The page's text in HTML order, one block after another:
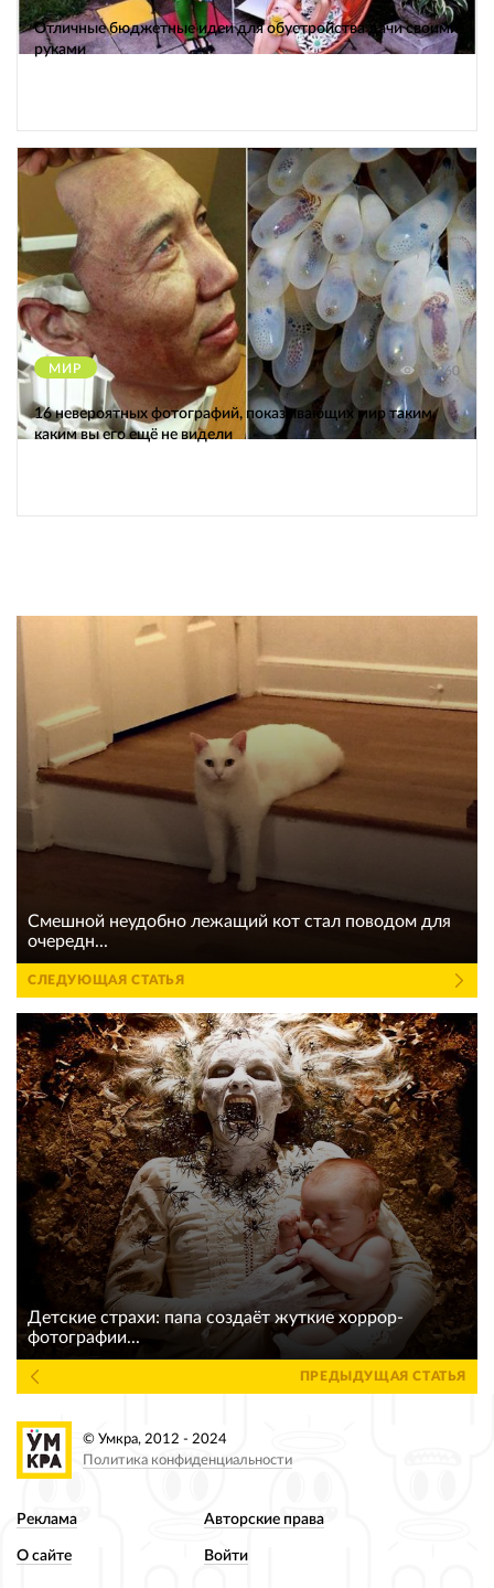
Отличные бюджетные идеи для обустройства дачи своими
руками
МИР 12360
16 невероятных фотографий, показывающих мир таким,
каким вы его ещё не видели
Смешной неудобно лежащий кот стал поводом для
очередн...
СЛЕДУЮЩАЯ СТАТЬЯ
Детские страхи: папа создаёт жуткие хоррор-
фотографии...
ПРЕДЫДУЩАЯ СТАТЬЯ
Реклама Авторские права
О сайте Войти
© Умкра, 2012 - 2024
Политика конфиденциальности